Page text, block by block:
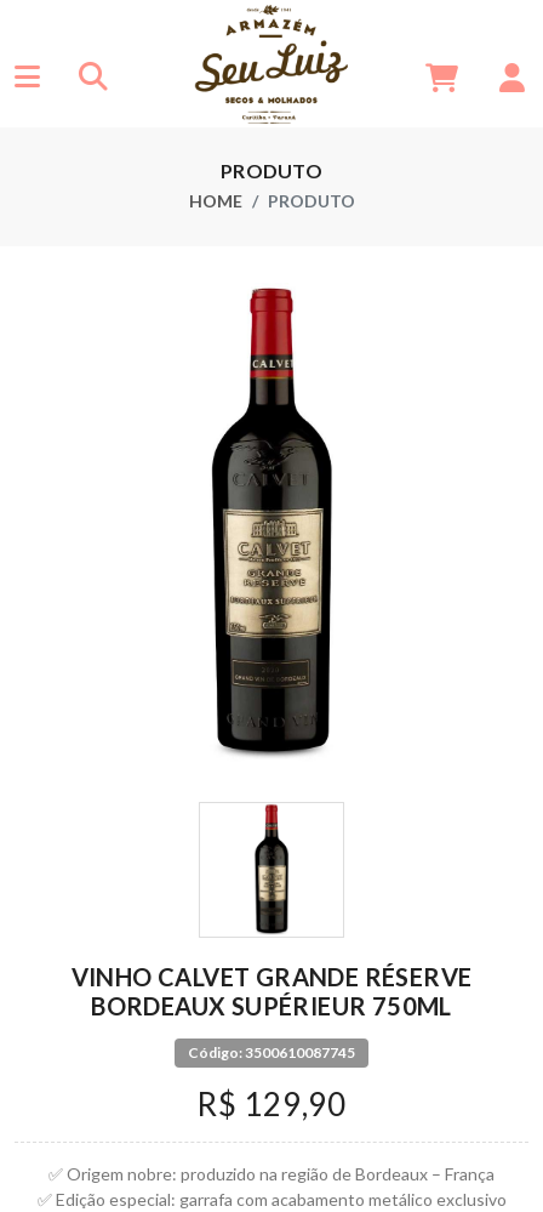
PRODUTO
HOME PRODUTO
VINHO CALVET GRANDE RÉSERVE
BORDEAUX SUPÉRIEUR 750ML
Código: 3500610087745
R$ 129,90
✅ Origem nobre: produzido na região de Bordeaux – França
✅ Edição especial: garrafa com acabamento metálico exclusivo